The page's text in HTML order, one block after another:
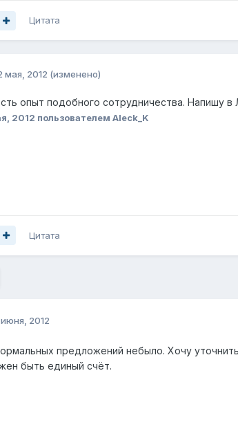
Цитата
мая, 2012 (изменено)
опыт подобного сотрудничества.
2012 пользователем Aleck_K
Цитата
июня, 2012
предложений небыло. Хочу
быть единый счёт.